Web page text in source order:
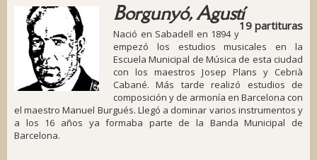
Borgunyó, Agustí
19 partituras
Nació en Sabadell en 1894 y
empezó los estudios musicales en la
Escuela Municipal de Música de esta ciudad
con los maestros Josep Plans y Cebrià
Cabané. Más tarde realizó estudios de
composición y de armonía en Barcelona con
el maestro Manuel Burgués. Llegó a dominar varios instrumentos y
a los 16 años ya formaba parte de la Banda Municipal de
Barcelona.